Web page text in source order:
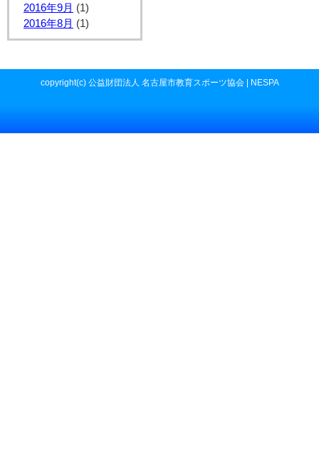
2016年9月 (1)
2016年8月 (1)
copyright(c) 公益財団法人 名古屋市教育スポーツ協会 | NESPA